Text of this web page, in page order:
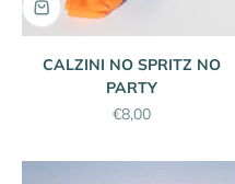
CALZINI NO SPRITZ NO
PARTY
Prezzo scontato
€8,00